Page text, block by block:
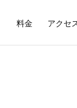
料金 アクセ